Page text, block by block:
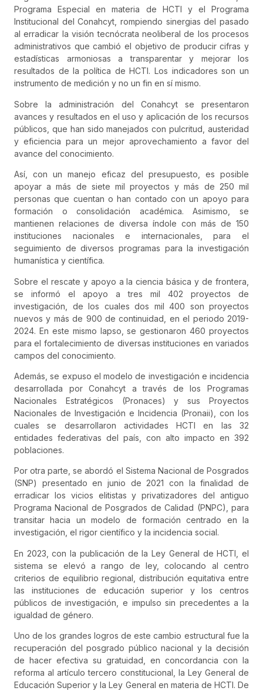
Programa Especial en materia de HCTI y el Programa
Institucional del Conahcyt, rompiendo sinergias del pasado
al erradicar la visión tecnócrata neoliberal de los procesos
administrativos que cambió el objetivo de producir cifras y
estadísticas armoniosas a transparentar y mejorar los
resultados de la política de HCTI. Los indicadores son un
instrumento de medición y no un fin en sí mismo.
Sobre la administración del Conahcyt se presentaron
avances y resultados en el uso y aplicación de los recursos
públicos, que han sido manejados con pulcritud, austeridad
y eficiencia para un mejor aprovechamiento a favor del
avance del conocimiento.
Así, con un manejo eficaz del presupuesto, es posible
apoyar a más de siete mil proyectos y más de 250 mil
personas que cuentan o han contado con un apoyo para
formación o consolidación académica. Asimismo, se
mantienen relaciones de diversa índole con más de 150
instituciones nacionales e internacionales, para el
seguimiento de diversos programas para la investigación
humanística y científica.
Sobre el rescate y apoyo a la ciencia básica y de frontera,
se informó el apoyo a tres mil 402 proyectos de
investigación, de los cuales dos mil 400 son proyectos
nuevos y más de 900 de continuidad, en el periodo 2019-
2024. En este mismo lapso, se gestionaron 460 proyectos
para el fortalecimiento de diversas instituciones en variados
campos del conocimiento.
Además, se expuso el modelo de investigación e incidencia
desarrollada por Conahcyt a través de los Programas
Nacionales Estratégicos (Pronaces) y sus Proyectos
Nacionales de Investigación e Incidencia (Pronaii), con los
cuales se desarrollaron actividades HCTI en las 32
entidades federativas del país, con alto impacto en 392
poblaciones.
Por otra parte, se abordó el Sistema Nacional de Posgrados
(SNP) presentado en junio de 2021 con la finalidad de
erradicar los vicios elitistas y privatizadores del antiguo
Programa Nacional de Posgrados de Calidad (PNPC), para
transitar hacia un modelo de formación centrado en la
investigación, el rigor científico y la incidencia social.
En 2023, con la publicación de la Ley General de HCTI, el
sistema se elevó a rango de ley, colocando al centro
criterios de equilibrio regional, distribución equitativa entre
las instituciones de educación superior y los centros
públicos de investigación, e impulso sin precedentes a la
igualdad de género.
Uno de los grandes logros de este cambio estructural fue la
recuperación del posgrado público nacional y la decisión
de hacer efectiva su gratuidad, en concordancia con la
reforma al artículo tercero constitucional, la Ley General de
Educación Superior y la Ley General en materia de HCTI. De